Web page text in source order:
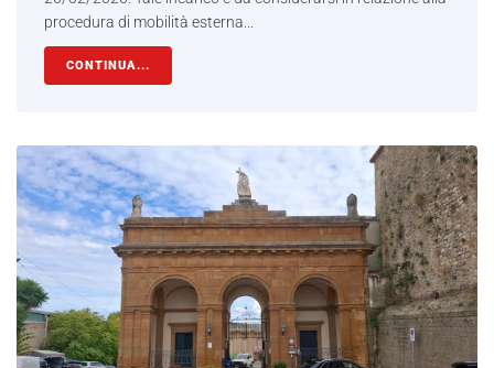
procedura di mobilità esterna...
CONTINUA...